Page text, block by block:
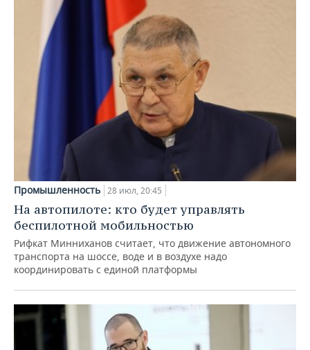
Промышленность 28 июл, 20:45
На автопилоте: кто будет управлять
беспилотной мобильностью
Рифкат Минниханов считает, что движение автономного
транспорта на шоссе, воде и в воздухе надо
координировать с единой платформы